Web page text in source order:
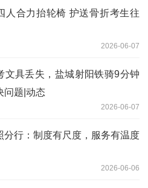
人合力抬轮椅 护送骨折考生往
2026-06-07
文具丢失，盐城射阳铁骑9分钟
问题|动态
2026-06-07
分行：制度有尺度，服务有温度
2026-06-06